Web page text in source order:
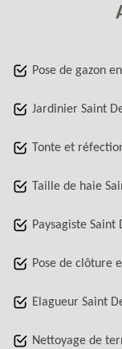
Pose de gazon
Jardinier Saint
Tonte et
Taille de haie
Paysagiste
Pose de clôture
Elagueur Saint
Nettoyage de